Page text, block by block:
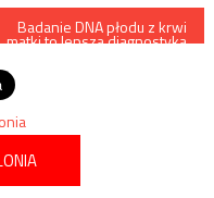
Badanie DNA płodu z krwi
matki to lepsza diagnostyka